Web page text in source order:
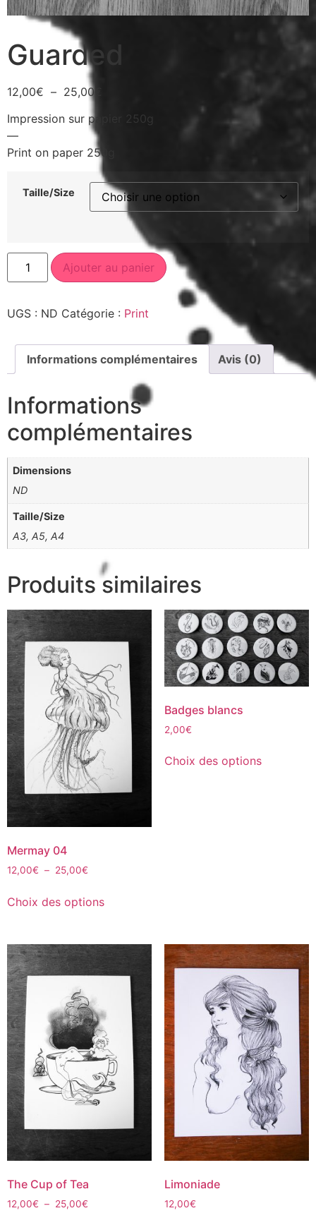
Guarded
12,00€ – 25,00
Impression sur papier 250g
—
Print on paper 250g
Taille/Size
Ajouter au panier
UGS : ND Catégorie : Print
Informations complémentaires Avis (0)
Informations
complémentaires
Dimensions
ND
Taille/Size
A3, A5, A4
Produits similaires
Mermay 04
12,00€ – 25,00€
Choix des options
Badges blancs
2,00€
Choix des options
The Cup of Tea
12,00€ – 25,00€
Limoniade
12,00€